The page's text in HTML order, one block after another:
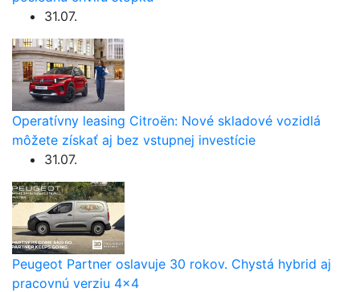
31.07.
Operatívny leasing Citroën: Nové skladové vozidlá
môžete získať aj bez vstupnej investície
31.07.
Peugeot Partner oslavuje 30 rokov. Chystá hybrid aj
pracovnú verziu 4×4